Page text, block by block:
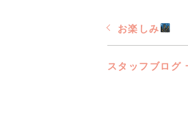
お楽しみ
スタッフブログ